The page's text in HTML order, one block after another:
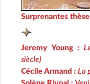
Surprenantes
Jeremy Young :
siècle)
Cécile Armand : La